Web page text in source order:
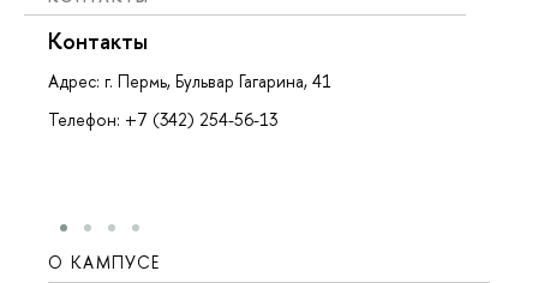
Контакты
Адрес: г. Пермь, Бульвар Гагарина, 41
Телефон: +7 (342) 254-56-13
О КАМПУСЕ